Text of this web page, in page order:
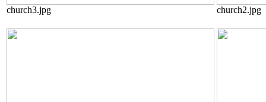
church3.jpg church2.jpg